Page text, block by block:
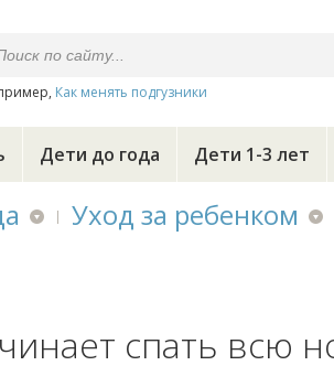
Как менять подгузники
Дети до года Дети 1-3 лет
Уход за ребенком
спать всю